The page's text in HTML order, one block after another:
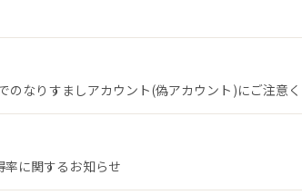
のなりすましアカウント(偽アカウント)にご注意
に関するお知らせ